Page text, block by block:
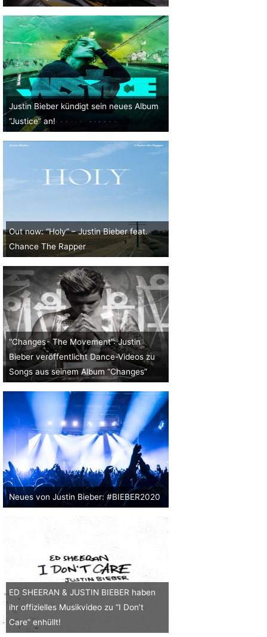
Justin Bieber kündigt sein neues Album
“Justice” an!
Out now: “Holy” – Justin Bieber feat.
Chance The Rapper
“Changes - The Movement”: Justin
Bieber veröffentlicht Dance-Videos zu
Songs aus seinem Album “Changes”
Neues von Justin Bieber: #BIEBER2020
ED SHEERAN & JUSTIN BIEBER haben
ihr offizielles Musikvideo zu “I Don’t
Care” enhüllt!